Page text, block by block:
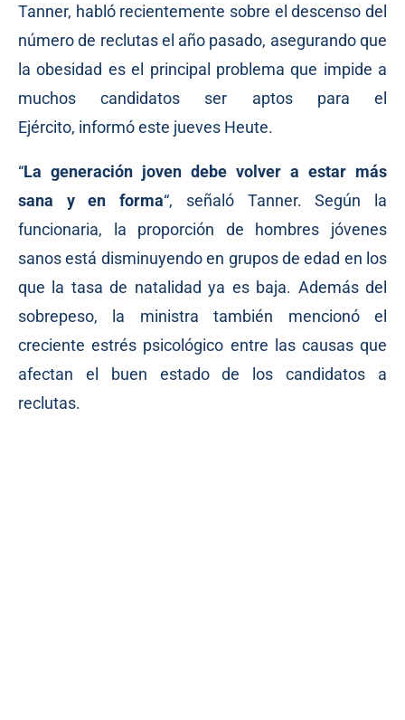
Tanner, habló recientemente sobre el descenso del
número de reclutas el año pasado, asegurando que
la obesidad es el principal problema que impide a
muchos candidatos ser aptos para el
Ejército, informóeste jueves Heute.
“La generación joven debe volver a estar más
sana y en forma“, señaló Tanner. Según la
funcionaria, la proporción de hombres jóvenes
sanos está disminuyendo en grupos de edad en los
que la tasa de natalidad ya es baja. Además del
sobrepeso, la ministra también mencionó el
creciente estrés psicológico entre las causas que
afectan el buen estado de los candidatos a
reclutas.